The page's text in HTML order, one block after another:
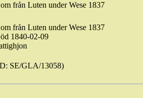
från Luten underWese 1837
från Luten underWese 1837
1840-02-09
SE/GLA/13058)